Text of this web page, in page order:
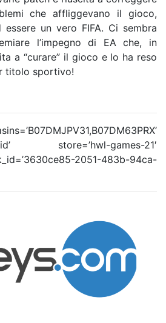
che affliggevano il gioco,
un vero FIFA. Ci sembra
l’impegno di EA che, in
a “curare” il gioco e lo ha reso
titolo sportivo!
store=’hwl-games-21′
2051-483b-94ca-